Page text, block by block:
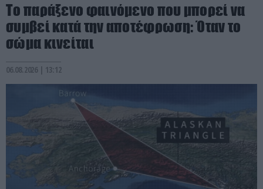
Το παράξενο φαινόμενο που μπορεί να
συμβεί κατά την αποτέφρωση: Όταν το
σώμα κινείται
06.08.2026 | 13:12